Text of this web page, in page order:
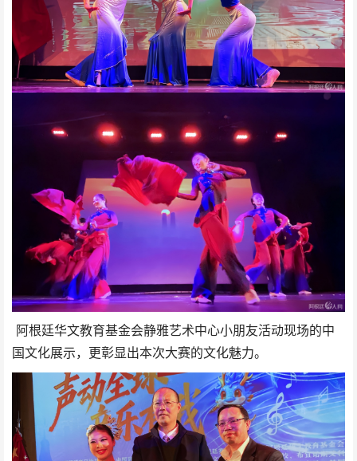
阿根廷华文教育基金会静雅艺术中心小朋友活动现场的中
国文化展示，更彰显出本次大赛的文化魅力。